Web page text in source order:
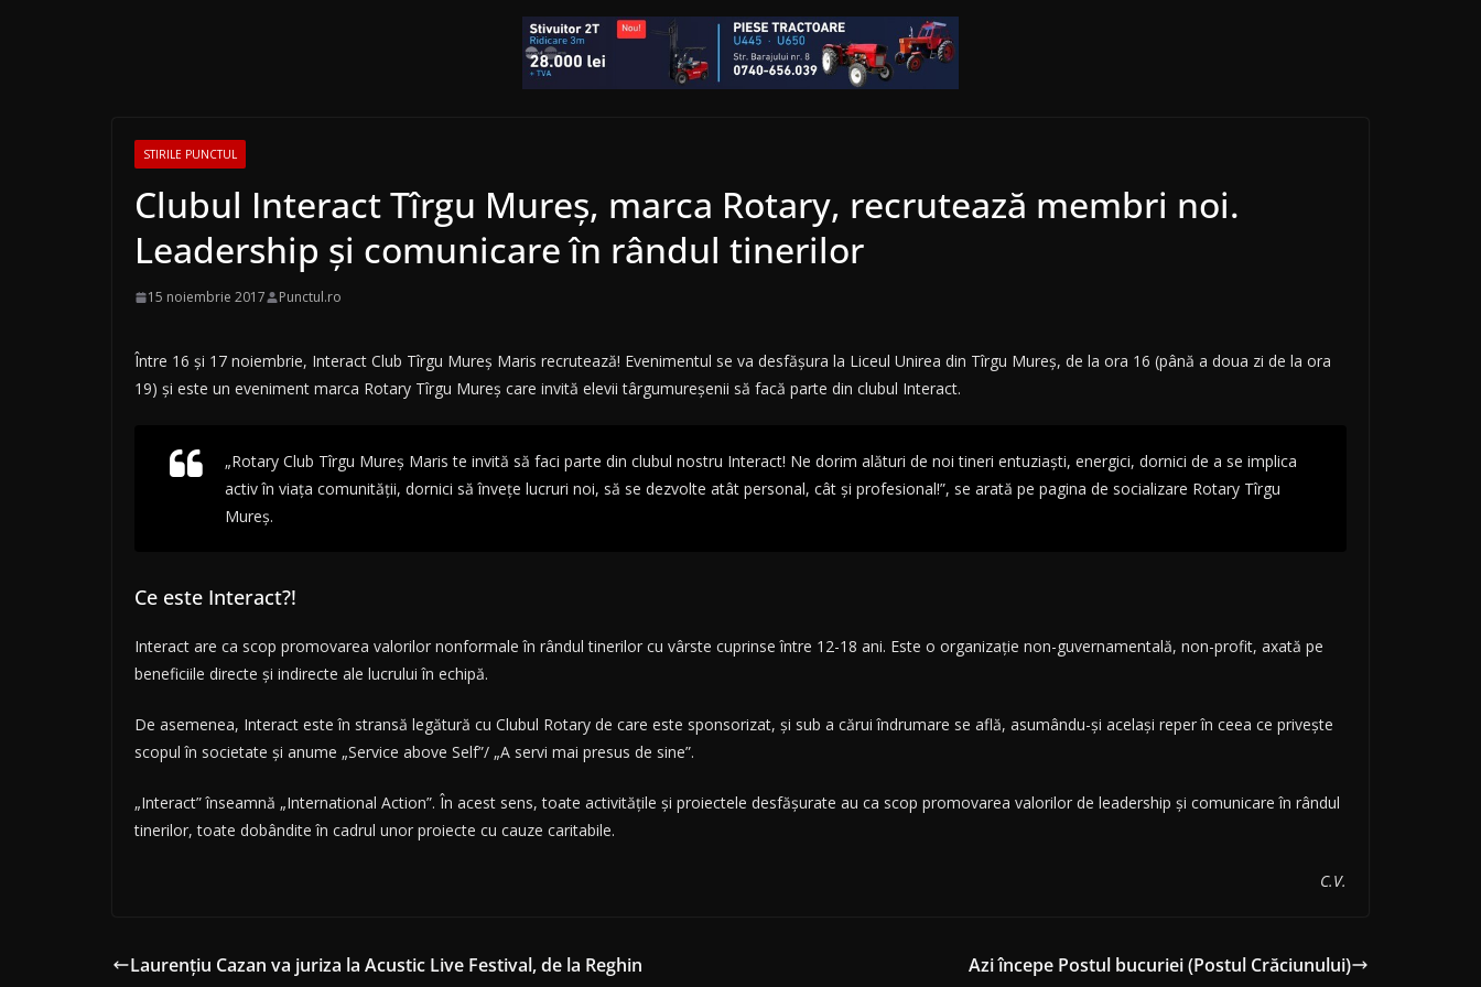
STIRILE PUNCTUL
Clubul Interact Tîrgu Mureș, marca Rotary, recrutează membri noi.
Leadership și comunicare în rândul tinerilor
15 noiembrie 2017 Punctul.ro
Între 16 și 17 noiembrie, Interact Club Tîrgu Mureș Maris recrutează! Evenimentul se va desfășura la Liceul Unirea din Tîrgu Mureș, de la ora 16 (până a doua zi de la ora
19) și este un eveniment marca Rotary Tîrgu Mureș care invită elevii târgumureșenii să facă parte din clubul Interact.
„Rotary Club Tîrgu Mureș Maris te invită să faci parte din clubul nostru Interact! Ne dorim alături de noi tineri entuziaști, energici, dornici de a se implica
activ în viața comunității, dornici să învețe lucruri noi, să se dezvolte atât personal, cât și profesional!”, se arată pe pagina de socializare Rotary Tîrgu
Mureș.
Ce este Interact?!
Interact are ca scop promovarea valorilor nonformale în rândul tinerilor cu vârste cuprinse între 12-18 ani. Este o organizație non-guvernamentală, non-profit, axată pe
beneficiile directe și indirecte ale lucrului în echipă.
De asemenea, Interact este în stransă legătură cu Clubul Rotary de care este sponsorizat, și sub a cărui îndrumare se află, asumându-și același reper în ceea ce privește
scopul în societate și anume „Service above Self”/ „A servi mai presus de sine”.
„Interact” înseamnă „International Action”. În acest sens, toate activitățile și proiectele desfășurate au ca scop promovarea valorilor de leadership și comunicare în rândul
tinerilor, toate dobândite în cadrul unor proiecte cu cauze caritabile.
C.V.
Laurențiu Cazan va juriza la Acustic Live Festival, de la Reghin Azi începe Postul bucuriei (Postul Crăciunului)